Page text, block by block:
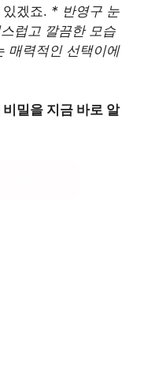
겠죠. * 반영구 눈
럽고 깔끔한 모습
매력적인 선택이에
밀을 지금 바로 알